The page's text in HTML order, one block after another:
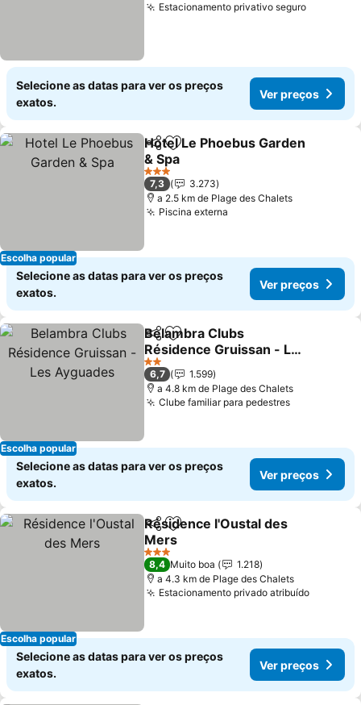
Estacionamento privativo seguro
Selecione as datas para ver os preços
exatos.
Ver preços
Escolha popular
PartilharAdicionar aos favoritos
Hotel Le Phoebus Garden
& Spa
3 Estrelas
7,3
3.273
a 2.5 km de Plage des Chalets
Piscina externa
Selecione as datas para ver os preços
exatos.
Ver preços
Escolha popular
PartilharAdicionar aos favoritos
Belambra Clubs
Résidence Gruissan - Les
Ayguades
2 Estrelas
6,7
1.599
a 4.8 km de Plage des Chalets
Clube familiar para pedestres
Selecione as datas para ver os preços
exatos.
Ver preços
Escolha popular
PartilharAdicionar aos favoritos
Résidence l'Oustal des
Mers
3 Estrelas
8,4 Muito boa
1.218
a 4.3 km de Plage des Chalets
Estacionamento privado atribuído
Selecione as datas para ver os preços
exatos.
Ver preços